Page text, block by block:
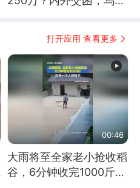
打开应用 查看更多
00:46
大雨将至全家老小抢收稻
谷，6分钟收完1000斤，